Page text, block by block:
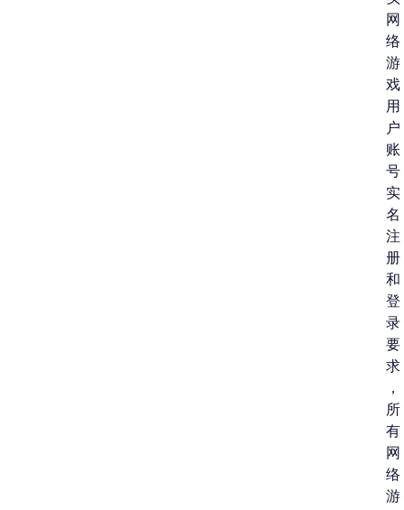
网
络
游
戏
用
户
账
号
实
名
注
册
和
登
录
要
求
，
所
有
网
络
游